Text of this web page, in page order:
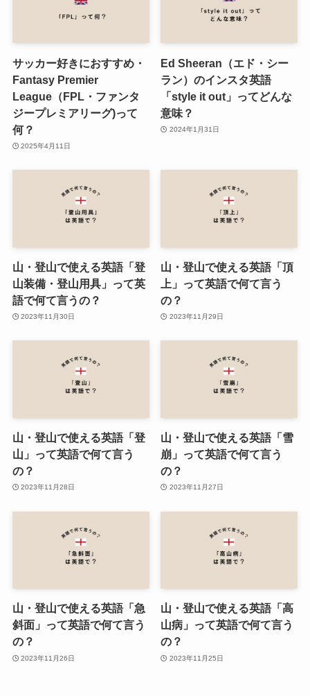
サッカー好きにおすすめ・
Fantasy Premier
League（FPL・ファンタ
ジープレミアリーグ)って
何？
2025年4月11日
Ed Sheeran（エド・シー
ラン）のインスタ英語
「style it out」ってどんな
意味？
2024年1月31日
山・登山で使える英語「登
山装備・登山用具」って英
語で何て言うの？
2023年11月30日
山・登山で使える英語「頂
上」って英語で何て言う
の？
2023年11月29日
山・登山で使える英語「登
山」って英語で何て言う
の？
2023年11月28日
山・登山で使える英語「雪
崩」って英語で何て言う
の？
2023年11月27日
山・登山で使える英語「急
斜面」って英語で何て言う
の？
2023年11月26日
山・登山で使える英語「高
山病」って英語で何て言う
の？
2023年11月25日